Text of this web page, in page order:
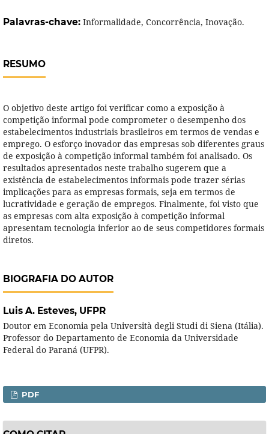
Palavras-chave: Informalidade, Concorrência, Inovação.
RESUMO
O objetivo deste artigo foi verificar como a exposição à
competição informal pode comprometer o desempenho dos
estabelecimentos industriais brasileiros em termos de vendas e
emprego. O esforço inovador das empresas sob diferentes graus
de exposição à competição informal também foi analisado. Os
resultados apresentados neste trabalho sugerem que a
existência de estabelecimentos informais pode trazer sérias
implicações para as empresas formais, seja em termos de
lucratividade e geração de empregos. Finalmente, foi visto que
as empresas com alta exposição à competição informal
apresentam tecnologia inferior ao de seus competidores formais
diretos.
BIOGRAFIA DO AUTOR
Luis A. Esteves, UFPR
Doutor em Economia pela Università degli Studi di Siena (Itália).
Professor do Departamento de Economia da Universidade
Federal do Paraná (UFPR).
PDF